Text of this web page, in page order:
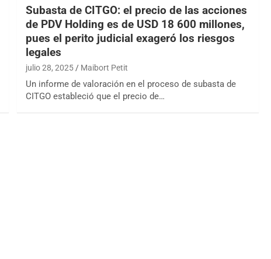
Subasta de CITGO: el precio de las acciones
de PDV Holding es de USD 18 600 millones,
pues el perito judicial exageró los riesgos
legales
julio 28, 2025 Maibort Petit
Un informe de valoración en el proceso de subasta de
CITGO estableció que el precio de…